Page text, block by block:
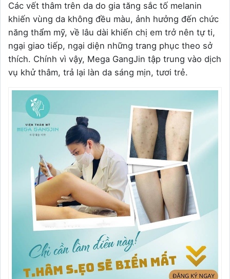
Các vết thâm trên da do gia tăng sắc tố melanin
khiến vùng da không đều màu, ảnh hưởng đến chức
năng thẩm mỹ, về lâu dài khiến chị em trở nên tự ti,
ngại giao tiếp, ngại diện những trang phục theo sở
thích. Chính vì vậy, Mega GangJin tập trung vào dịch
vụ khử thâm, trả lại làn da sáng mịn, tươi trẻ.